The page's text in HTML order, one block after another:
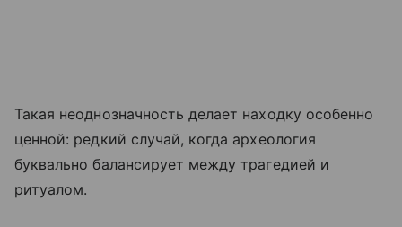
Такая неоднозначность делает находку особенно
ценной: редкий случай, когда археология
буквально балансирует между трагедией и
ритуалом.